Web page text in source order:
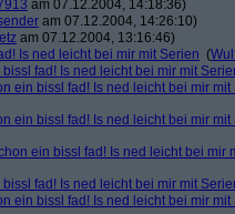
am 07.12.2004, 14:18:36)
am 07.12.2004, 14:26:10)
am 07.12.2004, 13:16:46)
Is ned leicht bei mir mit Serien (
fad! Is ned leicht bei mir mit
ein bissl fad! Is ned leicht bei mir mit
ein bissl fad! Is ned leicht bei mir mit
ein bissl fad! Is ned leicht bei mir
fad! Is ned leicht bei mir mit
ein bissl fad! Is ned leicht bei mir mit